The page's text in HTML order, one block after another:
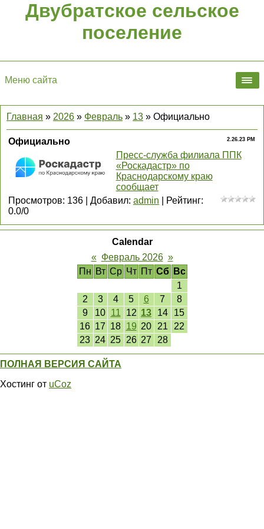
Двубратское сельское
поселение
Меню сайта
Главная » 2026 » Февраль » 13 » Официально
2.26.23 PM
Официально
Пресс-служба филиала ППК
«Роскадастр» по
Краснодарскому краю
сообщает
Просмотров: 136 Добавил: admin Рейтинг:
0.0/0
Calendar
« Февраль 2026 »
Пн Вт Ср Чт Пт Сб
Вс
1
2
3 4 5 6 7
8
9
10 11 12 13 14
15
16 17 18 19 20 21
22
23 24 25 26 27 28
ПОЛНАЯ ВЕРСИЯ САЙТА
Хостинг от uCoz